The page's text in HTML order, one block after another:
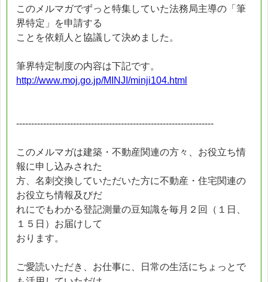
このメルマガでずっと特集していた法務局主導の「筆
界特定」を申請する
ことを依頼人と協議して決めました。
筆界特定制度の内容は下記です。
http://www.moj.go.jp/MINJI/minji104.html
------------------------------------------------------------------
このメルマガは建築・不動産関連の方々、お役立ち情
報に申し込みされた
方、名刺交換していただいた方に不動産・住宅関連の
お役立ち情報及びだ
れにでもわかる登記測量の豆知識を毎月２回（１日、
１５日）お届けして
おります。
ご愛読いただき、お仕事に、日常の生活にちょっとで